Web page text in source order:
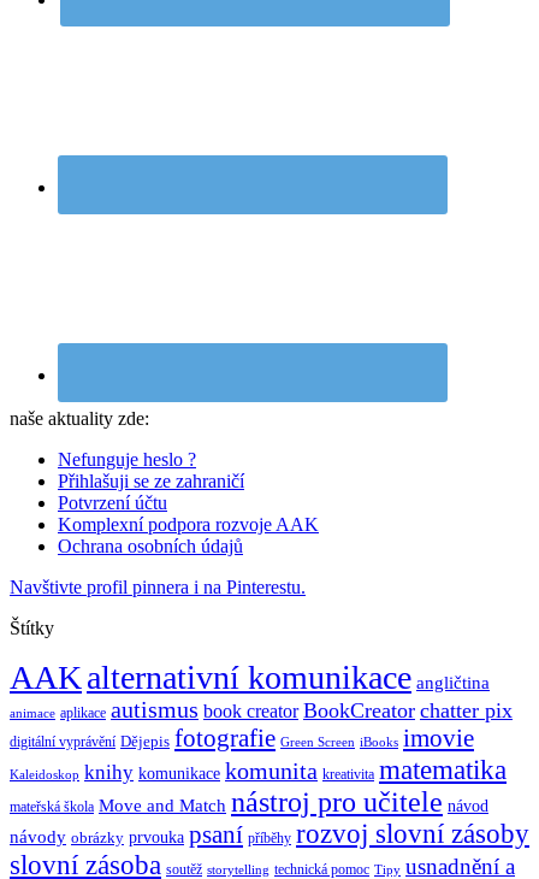
naše aktuality zde:
Nefunguje heslo ?
Přihlašuji se ze zahraničí
Potvrzení účtu
Komplexní podpora rozvoje AAK
Ochrana osobních údajů
Navštivte profil pinnera i na Pinterestu.
Štítky
AAKalternativní komunikace angličtina
animace aplikace autismus book creator BookCreator chatter pix
digitální vyprávění Dějepis fotografie Green Screen iBooks imovie
Kaleidoskop knihy komunikace komunita kreativita matematika
mateřská škola Move and Match nástroj pro učitele návod
návody obrázky prvouka psaní příběhy rozvoj slovní zásoby
slovní zásoba soutěž storytelling technická pomoc Tipy usnadnění a